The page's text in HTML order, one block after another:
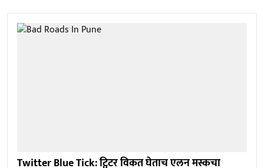
Twitter Blue Tick: ट्विटर विकत घेताच एलन मस्कचा